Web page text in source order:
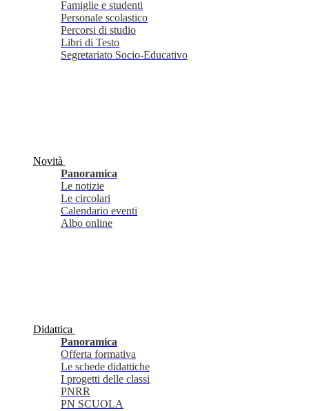
Famiglie e studenti
Personale scolastico
Percorsi di studio
Libri di Testo
Segretariato Socio-Educativo
Novità
Panoramica
Le notizie
Le circolari
Calendario eventi
Albo online
Didattica
Panoramica
Offerta formativa
Le schede didattiche
I progetti delle classi
PNRR
PN SCUOLA